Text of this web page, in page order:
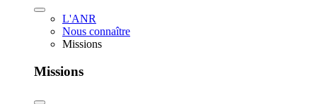
L'ANR
Nous connaître
Missions
Missions